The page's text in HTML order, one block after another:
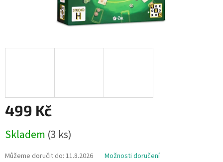
499 Kč
cena:
Skladem (3 ks)
Můžeme doručit do: 11.8.2026 Možnosti doručení